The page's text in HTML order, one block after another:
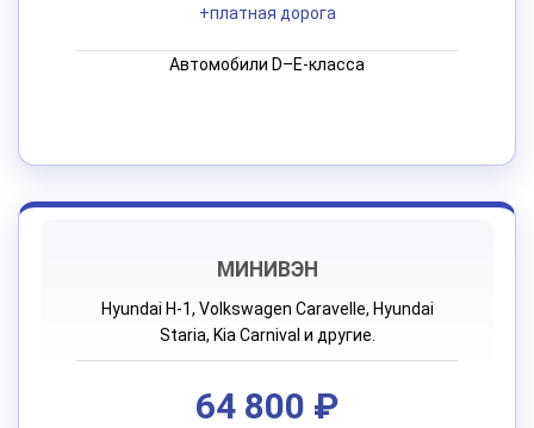
+платная дорога
Автомобили D–E-класса
МИНИВЭН
Hyundai H-1, Volkswagen Caravelle, Hyundai
Staria, Kia Carnival и другие.
64 800 ₽